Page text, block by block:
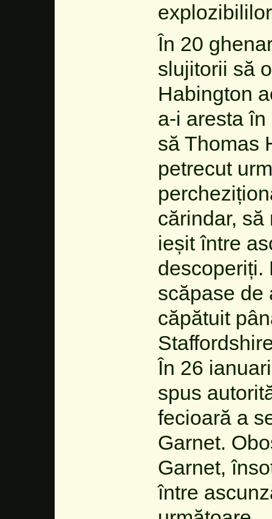
În 20
slujitorii să
Habington
a-i aresta
să Thomas
petrecut
cărindar, să
ieșit între
descoperiți.
scăpase de
căpătuit
În 26
spus
fecioară a
Garnet.
Garnet,
între